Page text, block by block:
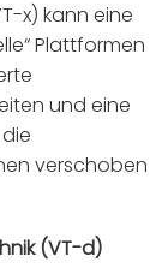
x) kann eine
Plattformen
und eine
verschoben
(VT-d)